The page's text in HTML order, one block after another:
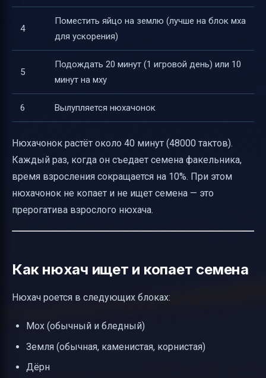
4
Поместить яйцо на землю (лучше на блок мха
для ускорения)
5
Подождать 20 минут (1 игровой день) или 10
минут на мху
6 Вылупляется нюхачонок
Нюхачонок растёт около 40 минут (48000 тактов).
Каждый раз, когда он съедает семена факельника,
время взросления сокращается на 10%. При этом
нюхачонок не копает и не ищет семена — это
прерогатива взрослого нюхача.
Как нюхач ищет и копает семена
Нюхач роется в следующих блоках:
Мох (обычный и бледный)
Земля (обычная, каменистая, корнистая)
Дёрн